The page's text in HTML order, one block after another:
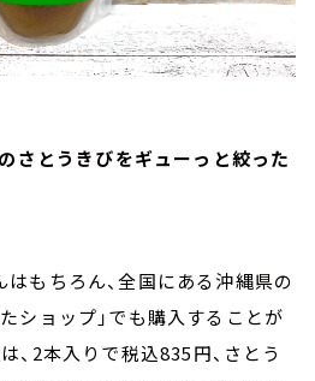
さとうきびをギューっと絞った
もちろん、全国にある沖縄県の
ショップ」でも購入することが
、2本入りで税込835円、さとう